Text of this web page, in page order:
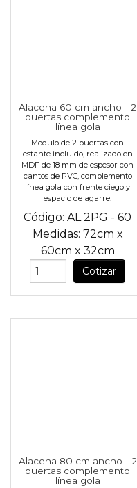
Alacena 60 cm ancho - 2
puertas complemento
línea gola
Modulo de 2 puertas con
estante incluido, realizado en
MDF de 18 mm de espesor con
cantos de PVC, complemento
línea gola con frente ciego y
espacio de agarre.
Código: AL 2PG - 60
Medidas: 72cm x
60cm x 32cm
Cotizar
Alacena 80 cm ancho - 2
puertas complemento
línea gola